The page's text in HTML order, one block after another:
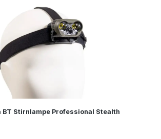
BT Stirnlampe Professional Stealth